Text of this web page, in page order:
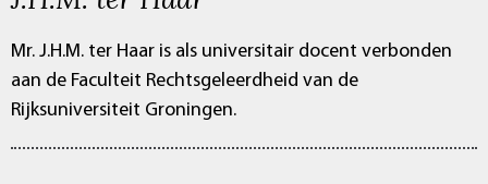
Mr. J.H.M. ter Haar is als universitair docent verbonden
aan de Faculteit Rechtsgeleerdheid van de
Rijksuniversiteit Groningen.